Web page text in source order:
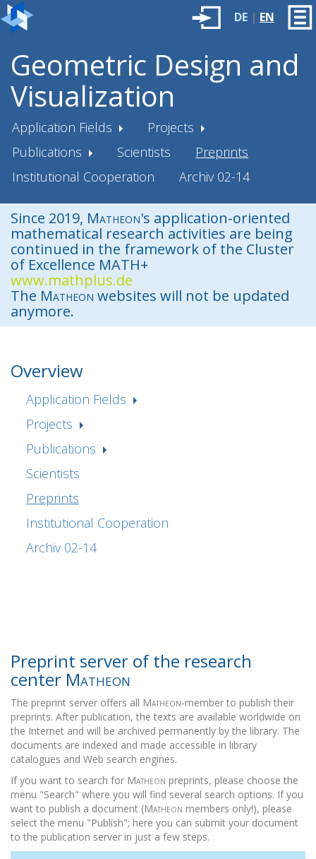
DE| EN
Geometric Design and
Visualization
Application Fields
Projects
Publications
Scientists
Preprints
Institutional Cooperation
Archiv 02-14
Since 2019, Matheon's application-oriented
mathematical research activities are being
continued in the framework of the Cluster
of Excellence MATH+
www.mathplus.de
The Matheon websites will not be updated
anymore.
Overview
Application Fields
Projects
Publications
Scientists
Preprints
Institutional Cooperation
Archiv 02-14
Preprint server of the research
center Matheon
The preprint server offers all Matheon-member to publish their
preprints. After publication, the texts are available worldwide on
the Internet and will be archived permanently by the library. The
documents are indexed and made accessible in library
catalogues and Web search engines.
If you want to search for Matheon preprints, please choose the
menu "Search" where you will find several search options. If you
want to publish a document (Matheon members only!), please
select the menu "Publish"; here you can submit your document
to the publication server in just a few steps.